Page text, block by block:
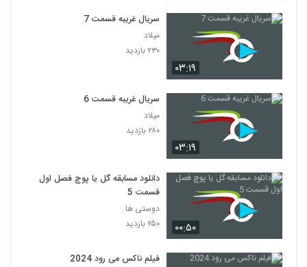
۰۳:۱۹
سریال غریبه قسمت 7
میلاد
۲۳۰ بازدید
۰۳:۱۹
سریال غریبه قسمت 6
میلاد
۲۸۰ بازدید
۰۰:۵۰
دانلود مسابقه گل یا پوچ فصل اول
قسمت 5
دوستی ها
۲۵۰ بازدید
فیلم ناکس می رود 2024